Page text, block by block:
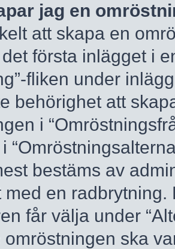
jag en
att skapa en
första inlägget i
fliken under
behörighet att
i
bestäms av
med en
får välja under
omröstningen ska